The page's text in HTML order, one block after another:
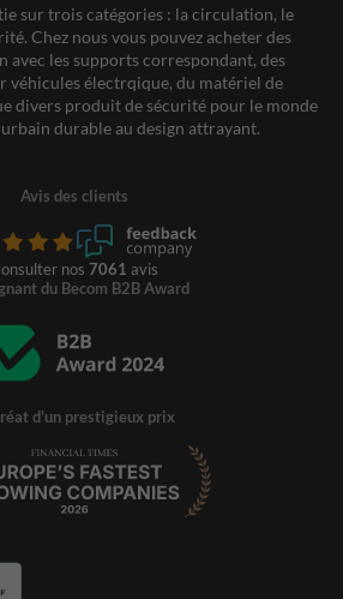
sur trois catégories : la circulation, le
Chez nous vous pouvez acheter des
avec les supports correspondant, des
véhicules électrqique, du matériel de
divers produit de sécurité pour le monde
durable au design attrayant.
Avis des clients
nos 7061 avis
du Becom B2B Award
d'un prestigieux prix